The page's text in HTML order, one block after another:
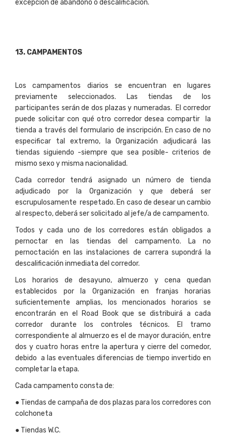
excepción de abandono o descalificación.
13. CAMPAMENTOS
Los campamentos diarios se encuentran en lugares
previamente seleccionados. Las tiendas de los
participantes serán de dos plazas y numeradas. El corredor
puede solicitar con qué otro corredor desea compartir la
tienda a través del formulario de inscripción. En caso de no
especificar tal extremo, la Organización adjudicará las
tiendas siguiendo -siempre que sea posible- criterios de
mismo sexo y misma nacionalidad.
Cada corredor tendrá asignado un número de tienda
adjudicado por la Organización y que deberá ser
escrupulosamente respetado. En caso de desear un cambio
al respecto, deberá ser solicitado al jefe/a de campamento.
Todos y cada uno de los corredores están obligados a
pernoctar en las tiendas del campamento. La no
pernoctación en las instalaciones de carrera supondrá la
descalificación inmediata del corredor.
Los horarios de desayuno, almuerzo y cena quedan
establecidos por la Organización en franjas horarias
suficientemente amplias, los mencionados horarios se
encontrarán en el Road Book que se distribuirá a cada
corredor durante los controles técnicos. El tramo
correspondiente al almuerzo es el de mayor duración, entre
dos y cuatro horas entre la apertura y cierre del comedor,
debido a las eventuales diferencias de tiempo invertido en
completar la etapa.
Cada campamento consta de:
● Tiendas de campaña de dos plazas para los corredores con
colchoneta
● Tiendas W.C.